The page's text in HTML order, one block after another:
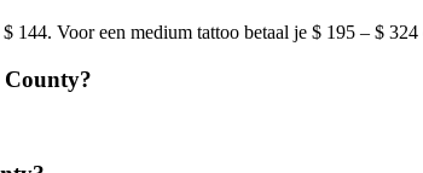
Voor een medium tattoo betaal je $ 195 – $